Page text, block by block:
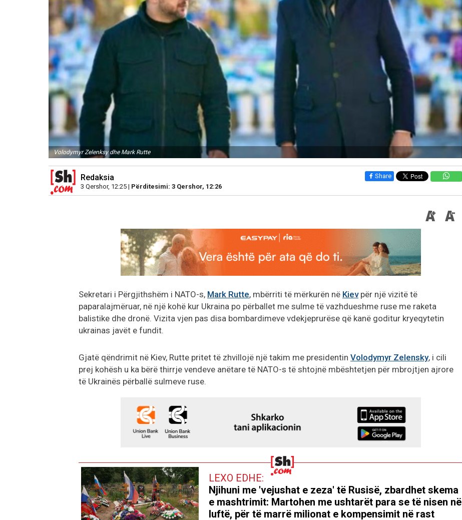
Volodymyr Zelenksy dhe Mark Rutte
Redaksia
3 Qershor, 12:25 | Përditesimi: 3 Qershor, 12:26
Share
Sekretari i Përgjithshëm i NATO-s, Mark Rutte, mbërriti të mërkurën në Kievpër një vizitë të
paparalajmëruar, në një kohë kur Ukraina po përballet me sulme të vazhdueshme ruse me raketa
balistike dhe dronë. Vizita vjen pas disa bombardimeve vdekjeprurëse që kanë goditur kryeqytetin
ukrainas javët e fundit.
Gjatë qëndrimit në Kiev, Rutte pritet të zhvillojë një takim me presidentin Volodymyr Zelensky, i cili
prej kohësh u ka bërë thirrje vendeve anëtare të NATO-s të shtojnë mbështetjen për mbrojtjen ajrore
të Ukrainës përballë sulmeve ruse.
LEXO EDHE:
Njihuni me 'vejushat e zeza' të Rusisë, zbardhet skema
e mashtrimit: Martohen me ushtarët para se të nisen në
luftë, për të marrë milionat e kompensimit në rast